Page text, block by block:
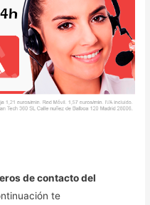
de contacto del
te